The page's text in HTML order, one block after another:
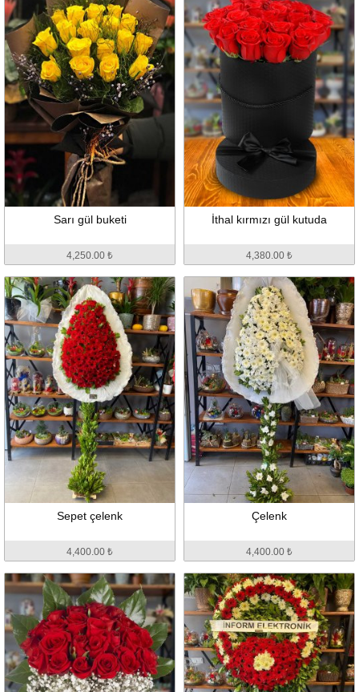
Sarı gül buketi
4,250.00 ₺
İthal kırmızı gül kutuda
4,380.00 ₺
Sepet çelenk
4,400.00 ₺
Çelenk
4,400.00 ₺